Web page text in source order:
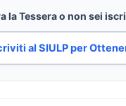
la Tessera o non sei
al SIULP per